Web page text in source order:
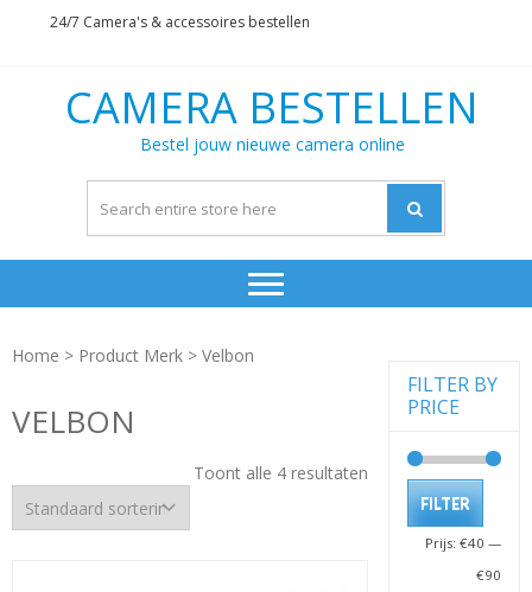
24/7 Camera's & accessoires bestellen
CAMERA BESTELLEN
Bestel jouw nieuwe camera online
Home > Product Merk > Velbon
VELBON
Toont alle 4 resultaten
FILTER BY
PRICE
FILTER
Prijs: €40 —
€90